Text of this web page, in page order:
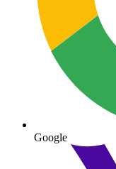
Google